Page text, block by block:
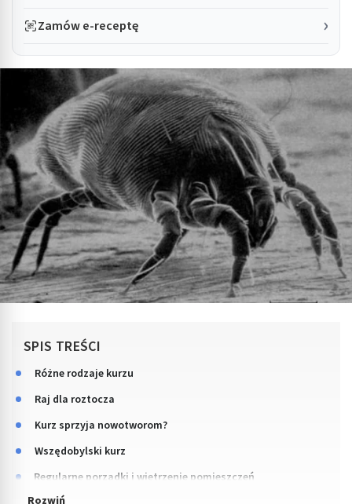
Zamów e-receptę
SPIS TREŚCI
Różne rodzaje kurzu
Raj dla roztocza
Kurz sprzyja nowotworom?
Wszędobylski kurz
Regularne porządki i wietrzenie pomieszczeń